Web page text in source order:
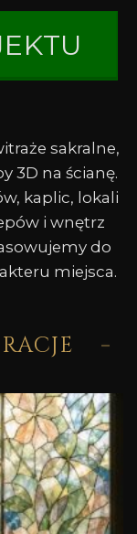
sakralne,
3D na ścianę.
kaplic, lokali
i wnętrz
do
miejsca.